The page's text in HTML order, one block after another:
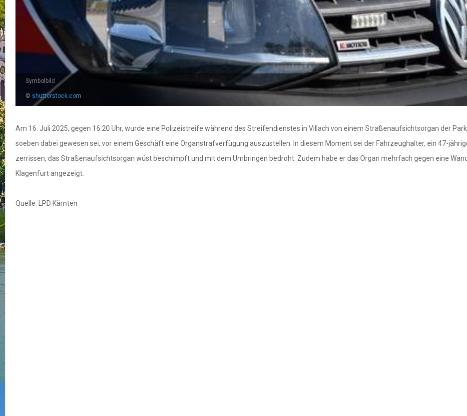
Symbolbild
© shutterstock.com
Am 16. Juli 2025, gegen 16:20 Uhr, wurde eine Polizeistreife während des Streifendienstes in Villach von einem Straßenaufsichtsorgan der
soeben dabei gewesen sei, vor einem Geschäft eine Organstrafverfügung auszustellen. In diesem Moment sei der Fahrzeughalter, ein 47-
zerrissen, das Straßenaufsichtsorgan wüst beschimpft und mit dem Umbringen bedroht. Zudem habe er das Organ mehrfach gegen eine
Klagenfurt angezeigt.
Quelle: LPD Kärnten